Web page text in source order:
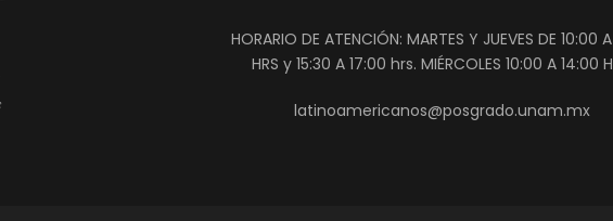
HORARIO DE ATENCIÓN: MARTES Y JUEVES DE 10:00
HRS y 15:30 A 17:00 hrs. MIÉRCOLES 10:00 A 14:00
latinoamericanos@posgrado.unam.mx